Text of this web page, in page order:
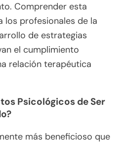
Comprender esta
los profesionales de la
de estrategias
el cumplimiento
relación terapéutica
Psicológicos de Ser
más beneficioso que